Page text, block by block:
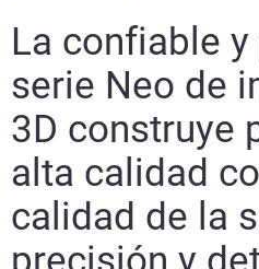
La confiable
serie Neo de
3D construye
alta calidad
calidad de la